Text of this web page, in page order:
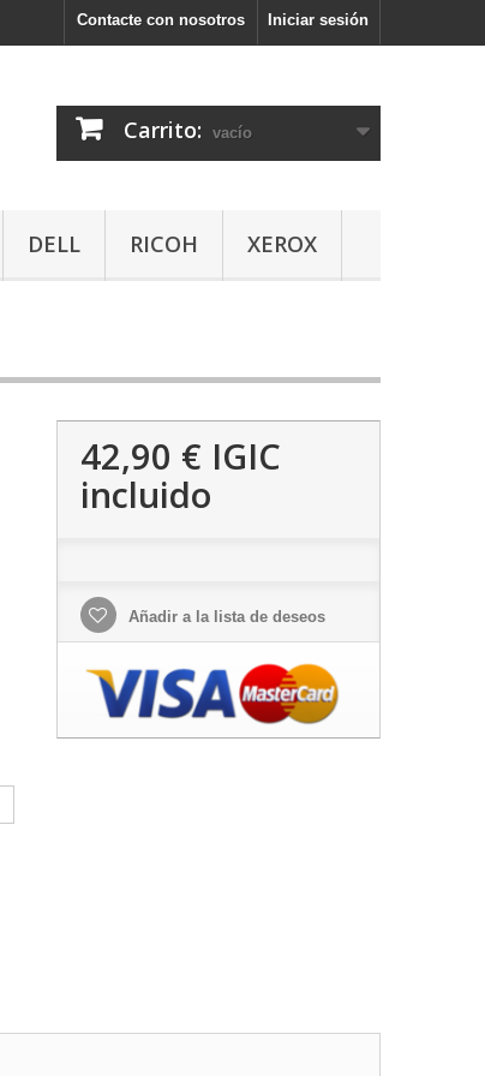
Iniciar sesión
Contacte con nosotros
Carrito: vacío
DELL RICOH XEROX
42,90 € IGIC
incluido
Añadir a la lista de deseos